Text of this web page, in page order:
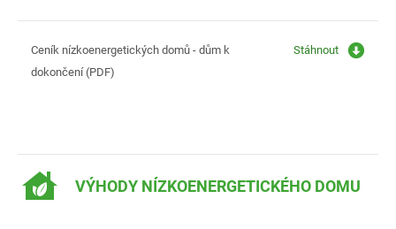
Ceník nízkoenergetických domů - dům k
dokončení (PDF)
Stáhnout
VÝHODY NÍZKOENERGETICKÉHO DOMU